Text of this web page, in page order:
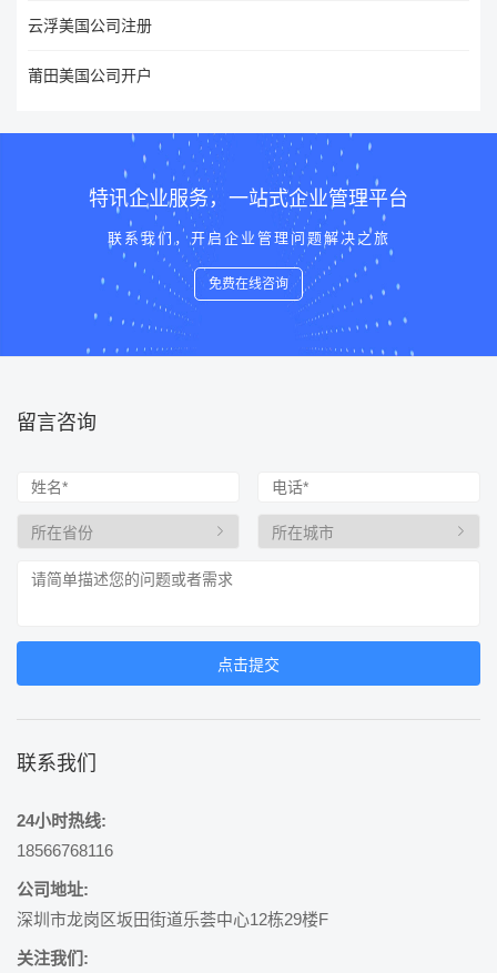
云浮美国公司注册
莆田美国公司开户
特讯企业服务，一站式企业管理平台
联系我们，开启企业管理问题解决之旅
免费在线咨询
留言咨询
联系我们
24小时热线:
18566768116
公司地址:
深圳市龙岗区坂田街道乐荟中心12栋29楼F
关注我们: